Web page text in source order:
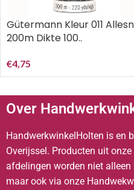
Gütermann Kleur 011
200m Dikte 100..
€4,75
Over
HandwerkwinkelHolten is en
Overijssel. Producten uit
afdelingen worden niet alleen
maar ook via onze